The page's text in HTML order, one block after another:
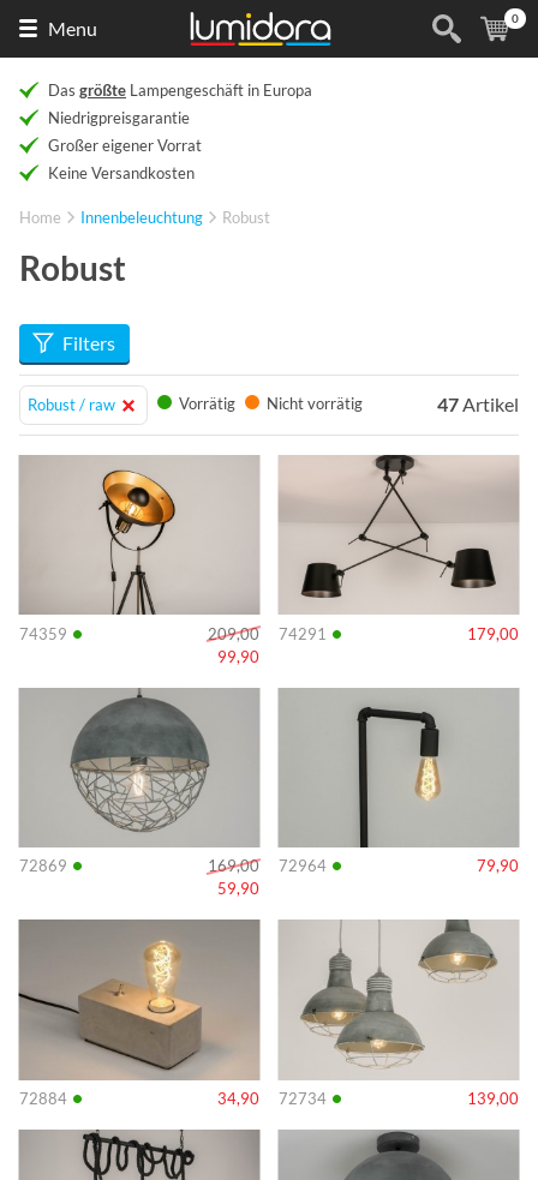
Menu (
0
Das größte Lampengeschäft in Europa
Niedrigpreisgarantie
Großer eigener Vorrat
Keine Versandkosten
Home Innenbeleuchtung Robust
Robust
Filters
Robust / raw Vorrätig Nicht vorrätig 47Artikel
74359 •
209,00
99,90
Info
74291 • 179,00
Info
72869 •
169,00
59,90
Info
72964 • 79,90
Info
72884 • 34,90
Info
72734 • 139,00
Info
Info Info